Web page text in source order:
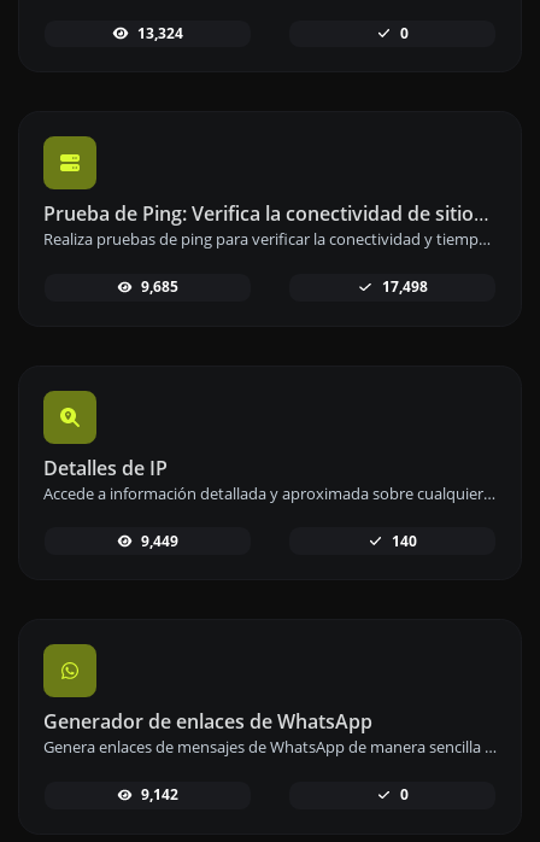
13,324 0
Prueba de Ping: Verifica la conectividad de sitios web y servidores
Realiza pruebas de ping para verificar la conectividad y tiempo de respuesta de sitios web, servidores o puertos.
9,685 17,498
Detalles de IP
Accede a información detallada y aproximada sobre cualquier dirección IP de forma sencilla y rápida.
9,449 140
Generador de enlaces de WhatsApp
Genera enlaces de mensajes de WhatsApp de manera sencilla para facilitar la comunicación instantánea.
9,142 0